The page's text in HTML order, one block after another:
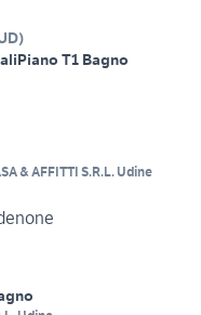
)
Piano T1 Bagno
& AFFITTI S.R.L. Udine